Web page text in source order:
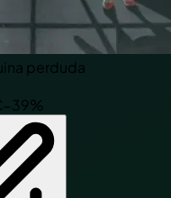
perduda
−39%